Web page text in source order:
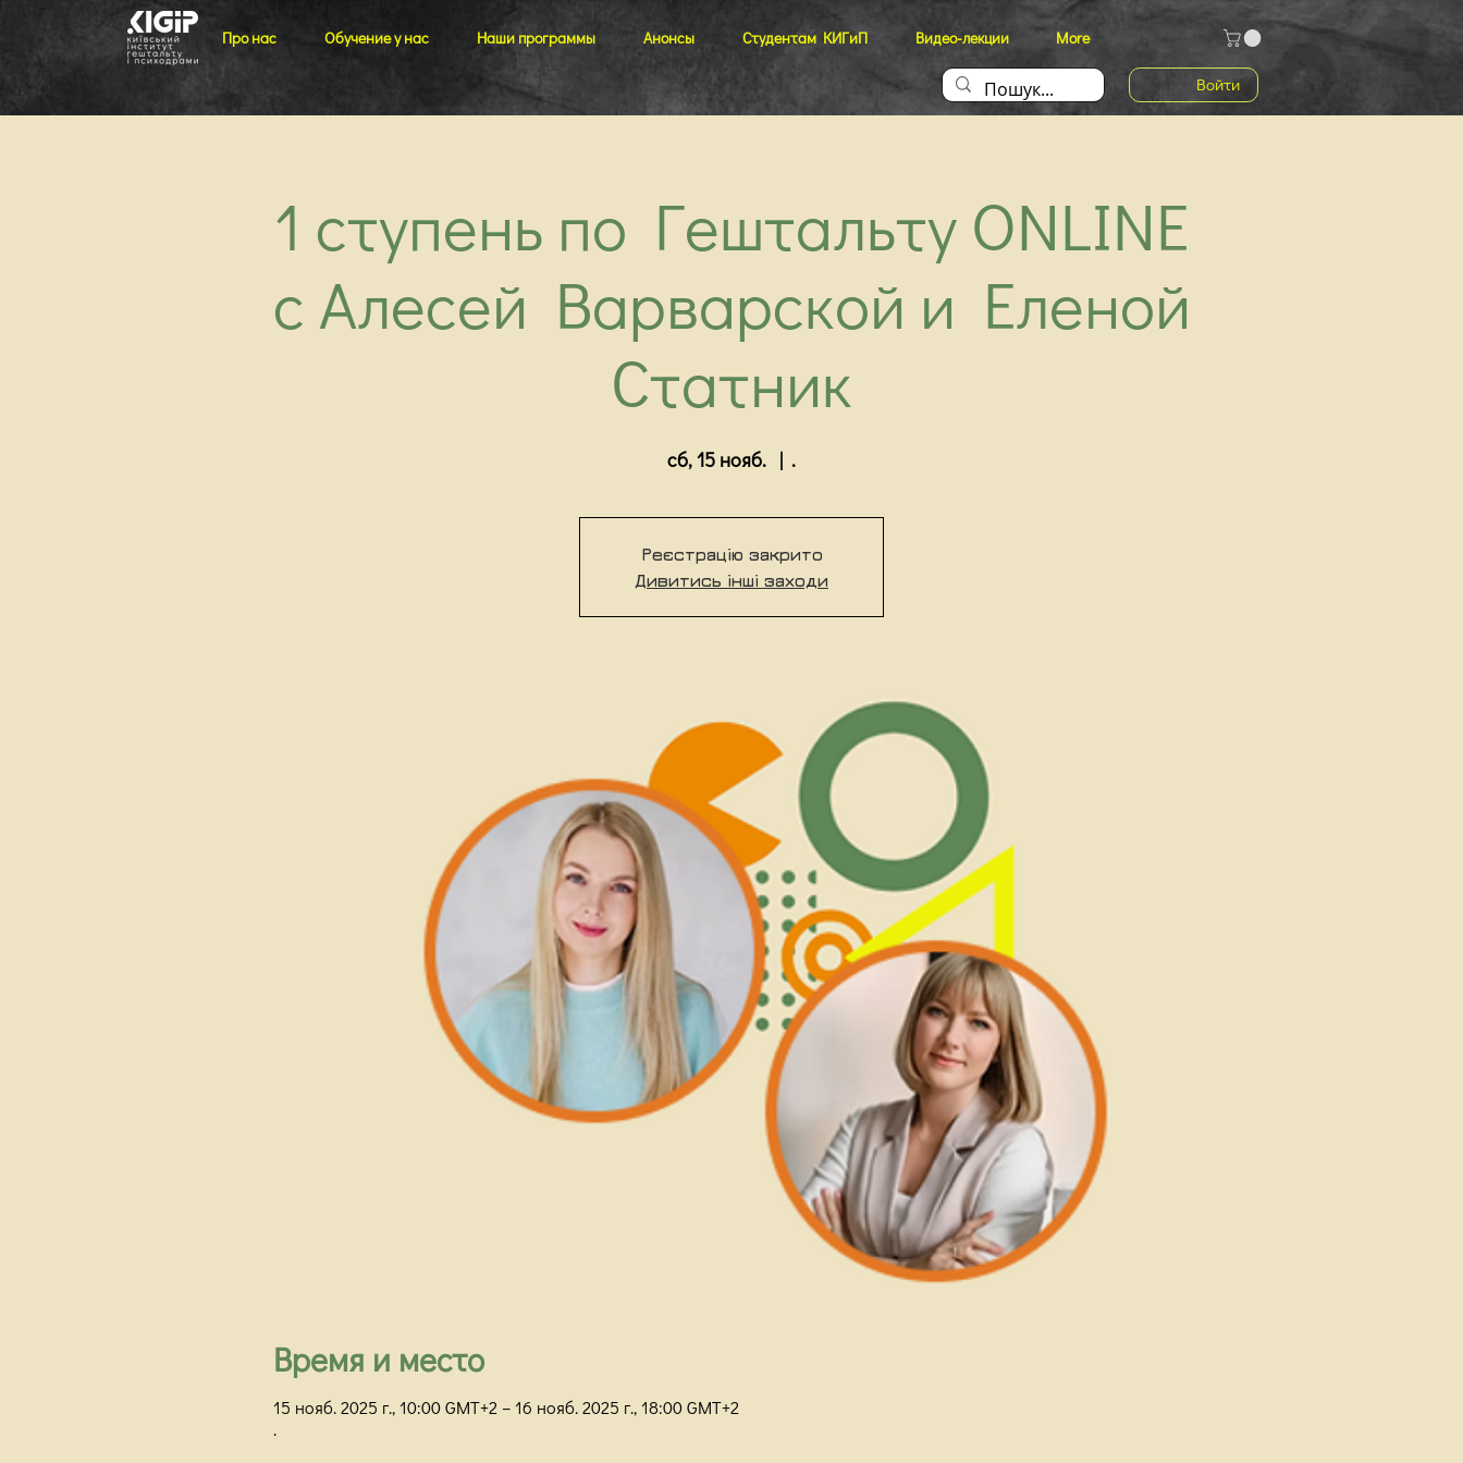
Про нас Обучение у нас Наши программы Анонсы Студентам КИГиП Видео-лекции More
Войти
1 ступень по Гештальту ONLINE
с Алесей Варварской и Еленой
Статник
сб, 15 нояб.
  |
.
Реєстрацію закрито
Дивитись інші заходи
Время и место
15 нояб. 2025 г., 10:00 GMT+2 – 16 нояб. 2025 г., 18:00 GMT+2
.